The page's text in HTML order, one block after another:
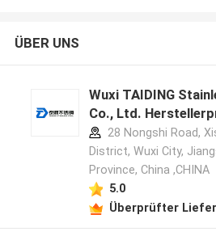
ÜBER UNS
Wuxi TAIDING
Co., Ltd.
28 Nongshi Road,
District, Wuxi City,
Province, China ,CHINA
5.0
Überprüfter